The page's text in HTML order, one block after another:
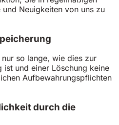
Neuigkeiten von uns zu
so lange, wie dies zur
und einer Löschung keine
Aufbewahrungspflichten
durch die